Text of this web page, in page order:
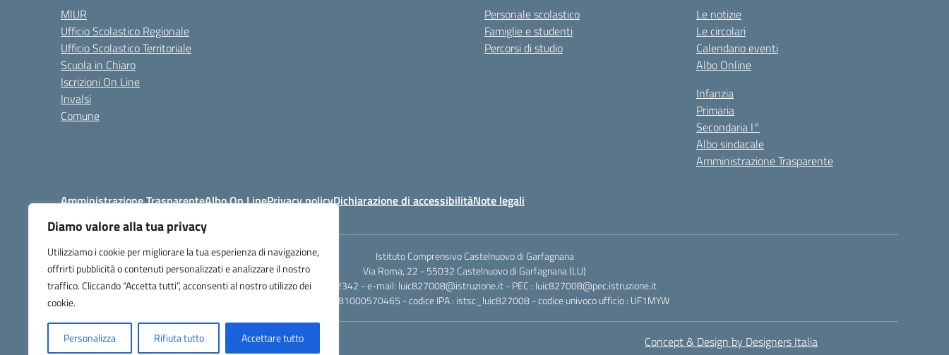
Diamo valore alla tua privacy
Utilizziamo i cookie per migliorare la tua esperienza di navigazione,
offrirti pubblicità o contenuti personalizzati e analizzare il nostro
traffico. Cliccando “Accetta tutti”, acconsenti al nostro utilizzo dei
cookie.
Personalizza Rifiuta tutto Accettare tutto
MIUR
Ufficio Scolastico Regionale
Ufficio Scolastico Territoriale
Scuola in Chiaro
Iscrizioni On Line
Invalsi
Comune
Personale scolastico
Famiglie e studenti
Percorsi di studio
Le notizie
Le circolari
Calendario eventi
Albo Online
Infanzia
Primaria
Secondaria I°
Albo sindacale
Amministrazione Trasparente
Amministrazione TrasparenteAlbo On LinePrivacy policyDichiarazione di accessibilitàNote legali
Istituto Comprensivo Castelnuovo di Garfagnana
Via Roma, 22 - 55032 Castelnuovo di Garfagnana (LU)
tel. 058362342 - e-mail: luic827008@istruzione.it - PEC : luic827008@pec.istruzione.it
codice fiscale: 81000570465 - codice IPA : istsc_luic827008 - codice univoco ufficio : UF1MYW
Concept & Design by Designers Italia